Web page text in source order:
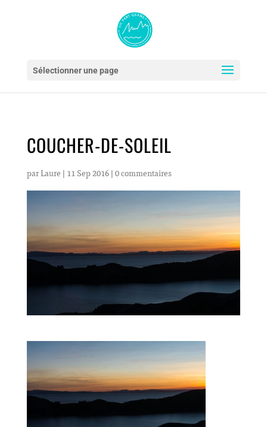
Sélectionner une page
COUCHER-DE-SOLEIL
par Laure | 11 Sep 2016| 0 commentaires